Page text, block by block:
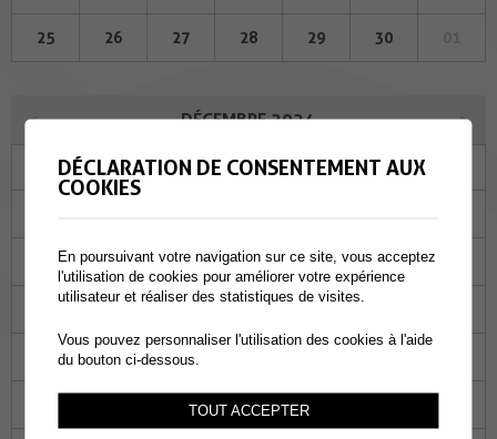
25 26 27 28 29 30
DÉCEMBRE 2024
Ma Me Je Ve Sa
03 04 05 06 07
17 18
25 26 27
DÉCLARATION DE CONSENTEMENT AUX
COOKIES
En poursuivant votre navigation sur ce site, vous acceptez
l'utilisation de cookies pour améliorer votre expérience
utilisateur et réaliser des statistiques de visites.
Vous pouvez personnaliser l'utilisation des cookies à l'aide
du bouton ci-dessous.
TOUT ACCEPTER